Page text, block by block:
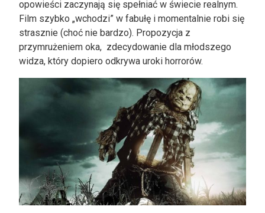
opowieści zaczynają się spełniać w świecie realnym.
Film szybko „wchodzi” w fabułę i momentalnie robi się
strasznie (choć nie bardzo). Propozycja z
przymrużeniem oka, zdecydowanie dla młodszego
widza, który dopiero odkrywa uroki horrorów.